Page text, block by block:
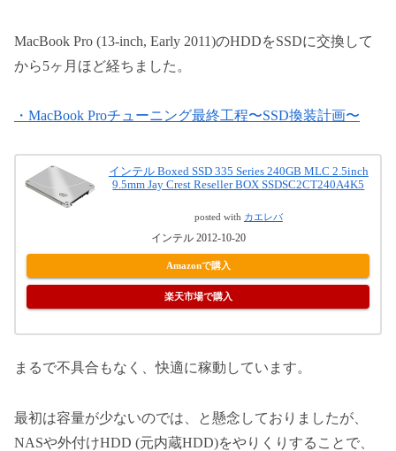
MacBook Pro (13-inch, Early 2011)のHDDをSSDに交換して
から5ヶ月ほど経ちました。
・MacBook Proチューニング最終工程〜SSD換装計画〜
インテル Boxed SSD 335 Series 240GB MLC 2.5inch
9.5mm Jay Crest Reseller BOX SSDSC2CT240A4K5
posted with カエレバ
インテル 2012-10-20
Amazonで購入
楽天市場で購入
まるで不具合もなく、快適に稼動しています。
最初は容量が少ないのでは、と懸念しておりましたが、
NASや外付けHDD (元内蔵HDD)をやりくりすることで、